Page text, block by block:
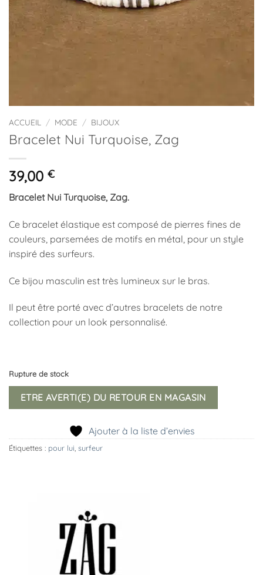
ACCUEIL / MODE / BIJOUX
Bracelet Nui Turquoise, Zag
39,00 €
Bracelet Nui Turquoise, Zag.
Ce bracelet élastique est composé de pierres fines de
couleurs, parsemées de motifs en métal, pour un style
inspiré des surfeurs.
Ce bijou masculin est très lumineux sur le bras.
Il peut être porté avec d’autres bracelets de notre
collection pour un look personnalisé.
Rupture de stock
ETRE AVERTI(E) DU RETOUR EN MAGASIN
Ajouter à la liste d’envies
Étiquettes : pour lui surfeur